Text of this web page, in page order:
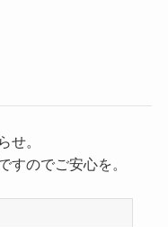
せ。
すのでご安心を。